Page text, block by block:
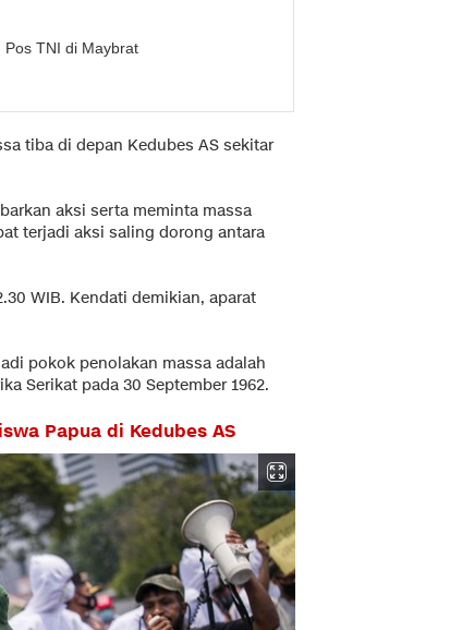
Pos TNI di Maybrat
tiba di depan Kedubes AS sekitar
aksi serta meminta massa
terjadi aksi saling dorong antara
WIB. Kendati demikian, aparat
pokok penolakan massa adalah
Serikat pada 30 September 1962.
Papua di Kedubes AS